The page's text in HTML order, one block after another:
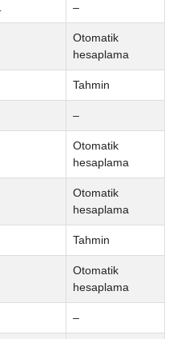
–
Otomatik
hesaplama
Tahmin
–
Otomatik
hesaplama
Otomatik
hesaplama
Tahmin
Otomatik
hesaplama
–